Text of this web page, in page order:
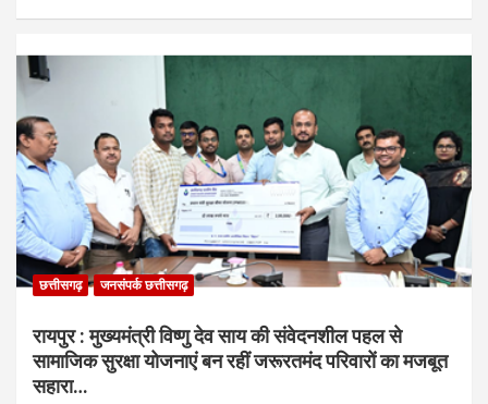
छत्तीसगढ़ जनसंपर्क छत्तीसगढ़
रायपुर : मुख्यमंत्री विष्णु देव साय की संवेदनशील पहल से
सामाजिक सुरक्षा योजनाएं बन रहीं जरूरतमंद परिवारों का मजबूत
सहारा…